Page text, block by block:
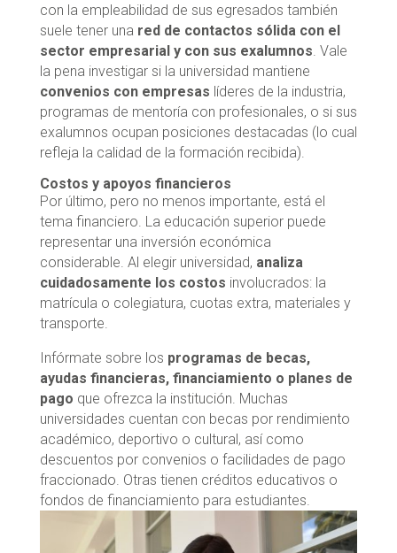
con la empleabilidad de sus egresados también
suele tener una red de contactos sólida con el
sector empresarial y con sus exalumnos. Vale
la pena investigar si la universidad mantiene
convenios con empresas líderes de la industria,
programas de mentoría con profesionales, o si sus
exalumnos ocupan posiciones destacadas (lo cual
refleja la calidad de la formación recibida).
Costos y apoyos financieros
Por último, pero no menos importante, está el
tema financiero. La educación superior puede
representar una inversión económica
considerable. Al elegir universidad, analiza
cuidadosamente los costos involucrados: la
matrícula o colegiatura, cuotas extra, materiales y
transporte.
Infórmate sobre los programas de becas,
ayudas financieras, financiamiento o planes de
pago que ofrezca la institución. Muchas
universidades cuentan con becas por rendimiento
académico, deportivo o cultural, así como
descuentos por convenios o facilidades de pago
fraccionado. Otras tienen créditos educativos o
fondos de financiamiento para estudiantes.